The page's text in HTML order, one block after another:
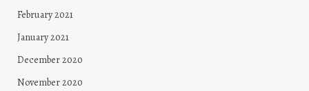
February 2021
January 2021
December 2020
November 2020